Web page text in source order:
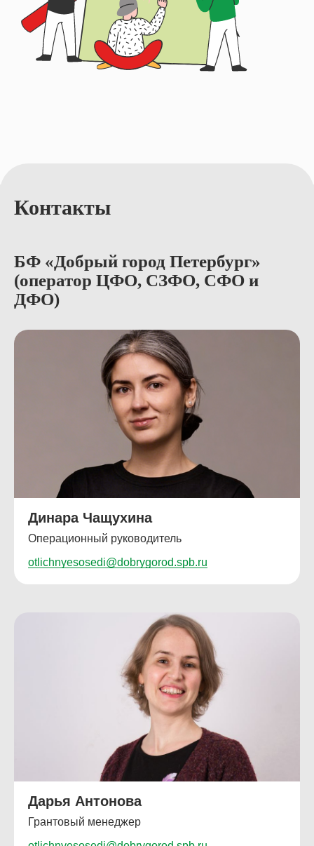
Контакты
БФ «Добрый город Петербург»
(оператор ЦФО, СЗФО, СФО и
ДФО)
Динара Чащухина
Операционный руководитель
otlichnyesosedi@dobrygorod.spb.ru
Дарья Антонова
Грантовый менеджер